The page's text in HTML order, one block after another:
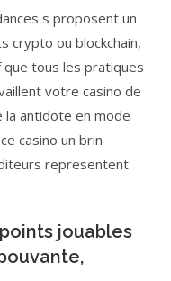
s proposent un
crypto ou blockchain,
tous les pratiques
votre casino de
la antidote en mode
casino un brin
representent
jouables